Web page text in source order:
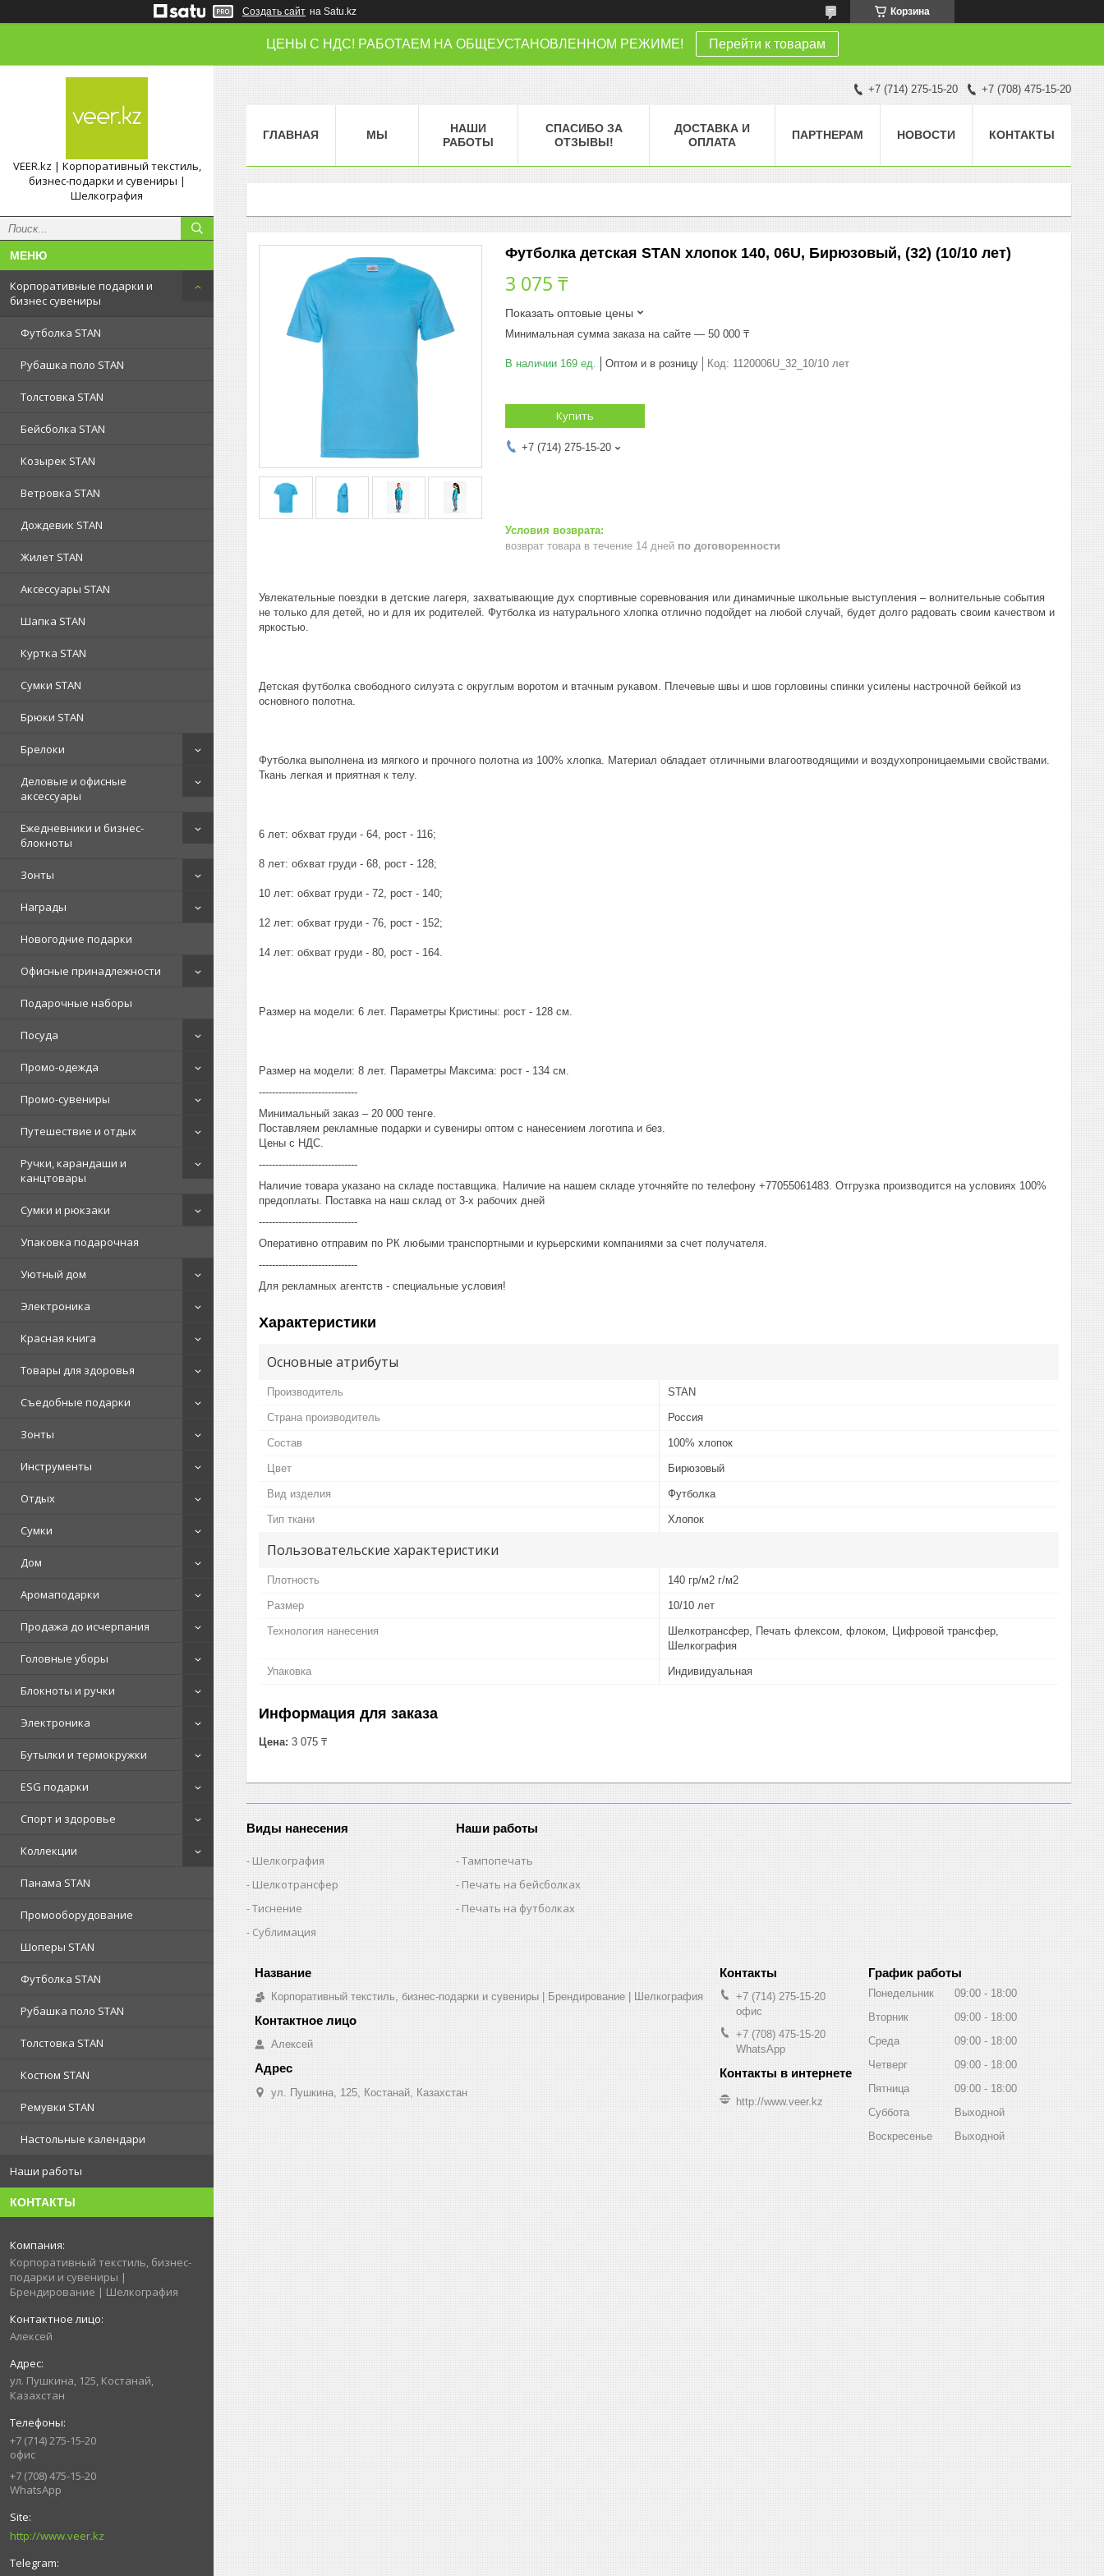
Создать сайт на Satu.kz Корзина
ЦЕНЫ С НДС! РАБОТАЕМ НА ОБЩЕУСТАНОВЛЕННОМ РЕЖИМЕ! Перейти к товарам
VEER.kz | Корпоративный текстиль,
бизнес-подарки и сувениры |
Шелкография
Корпоративные подарки и
бизнес сувениры
Футболка STAN
Рубашка поло STAN
Толстовка STAN
Бейсболка STAN
Козырек STAN
Ветровка STAN
Дождевик STAN
Жилет STAN
Аксессуары STAN
Шапка STAN
Куртка STAN
Сумки STAN
Брюки STAN
Брелоки
Деловые и офисные
аксессуары
Ежедневники и бизнес-
блокноты
Зонты
Награды
Новогодние подарки
Офисные принадлежности
Подарочные наборы
Посуда
Промо-одежда
Промо-сувениры
Путешествие и отдых
Ручки, карандаши и
канцтовары
Сумки и рюкзаки
Упаковка подарочная
Уютный дом
Электроника
Красная книга
Товары для здоровья
Съедобные подарки
Зонты
Инструменты
Отдых
Сумки
Дом
Аромаподарки
Продажа до исчерпания
Головные уборы
Блокноты и ручки
Электроника
Бутылки и термокружки
ESG подарки
Спорт и здоровье
Коллекции
Панама STAN
Промооборудование
Шоперы STAN
Футболка STAN
Рубашка поло STAN
Толстовка STAN
Костюм STAN
Ремувки STAN
Настольные календари
Наши работы
КОНТАКТЫ
Корпоративный текстиль, бизнес-
подарки и сувениры |
Брендирование | Шелкография
Алексей
ул. Пушкина, 125, Костанай,
Казахстан
+7 (714) 275-15-20
офис
+7 (708) 475-15-20
WhatsApp
http://www.veer.kz
+7 (714) 275-15-20 +7 (708) 475-15-20
ГЛАВНАЯ МЫ
НАШИ
РАБОТЫ
СПАСИБО ЗА
ОТЗЫВЫ!
ДОСТАВКА И
ОПЛАТА
ПАРТНЕРАМ НОВОСТИ КОНТАКТЫ
Футболка детская STAN хлопок 140, 06U, Бирюзовый, (32) (10/10 лет)
3 075 ₸
Показать оптовые цены
Минимальная сумма заказа на сайте — 50 000 ₸
В наличии 169 ед. Оптом и в розницу Код: 1120006U_32_10/10 лет
Купить
+7 (714) 275-15-20
возврат товара в течение 14 дней по договоренности
Увлекательные поездки в детские лагеря, захватывающие дух спортивные соревнования или динамичные школьные выступления – волнительные события
не только для детей, но и для их родителей. Футболка из натурального хлопка отлично подойдет на любой случай, будет долго радовать своим качеством и
яркостью.
Детская футболка свободного силуэта с округлым воротом и втачным рукавом. Плечевые швы и шов горловины спинки усилены настрочной бейкой из
основного полотна.
Футболка выполнена из мягкого и прочного полотна из 100% хлопка. Материал обладает отличными влагоотводящими и воздухопроницаемыми свойствами.
Ткань легкая и приятная к телу.
6 лет: обхват груди - 64, рост - 116;
8 лет: обхват груди - 68, рост - 128;
10 лет: обхват груди - 72, рост - 140;
12 лет: обхват груди - 76, рост - 152;
14 лет: обхват груди - 80, рост - 164.
Размер на модели: 6 лет. Параметры Кристины: рост - 128 см.
Размер на модели: 8 лет. Параметры Максима: рост - 134 см.
------------------------------
Минимальный заказ – 20 000 тенге.
Поставляем рекламные подарки и сувениры оптом с нанесением логотипа и без.
Цены с НДС.
------------------------------
Наличие товара указано на складе поставщика. Наличие на нашем складе уточняйте по телефону +77055061483. Отгрузка производится на условиях 100%
предоплаты. Поставка на наш склад от 3-x рабочих дней
------------------------------
Оперативно отправим по РК любыми транспортными и курьерскими компаниями за счет получателя.
------------------------------
Для рекламных агентств - специальные условия!
Характеристики
Основные атрибуты
Производитель STAN
Страна производитель Россия
Состав 100% хлопок
Цвет Бирюзовый
Вид изделия Футболка
Тип ткани Хлопок
Пользовательские характеристики
Плотность 140 гр/м2 г/м2
Размер 10/10 лет
Технология нанесения
Шелкотрансфер, Печать флексом, флоком, Цифровой трансфер,
Шелкография
Упаковка Индивидуальная
Информация для заказа
Цена: 3 075 ₸
Виды нанесения
Шелкография
Шелкотрансфер
Тиснение
Сублимация
Наши работы
Тампопечать
Печать на бейсболках
Печать на футболках
Корпоративный текстиль, бизнес-подарки и сувениры | Брендирование | Шелкография
Алексей
ул. Пушкина, 125, Костанай, Казахстан
+7 (714) 275-15-20
офис
+7 (708) 475-15-20
WhatsApp
http://www.veer.kz
График работы
Понедельник 09:00
18:00
Вторник
09:00
18:00
Среда
09:00
18:00
Четверг
09:00
18:00
Пятница
09:00
18:00
Суббота
Выходной
Воскресенье
Выходной